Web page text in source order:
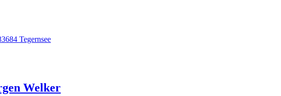
Tegernsee
Welker